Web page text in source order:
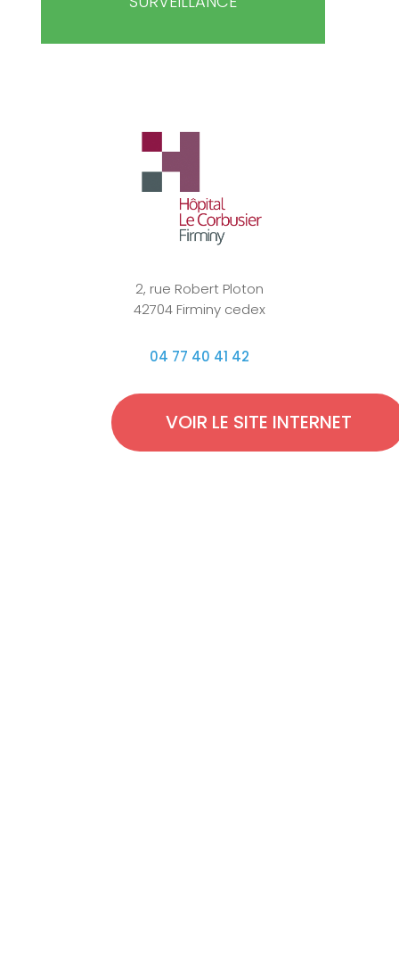
2, rue Robert Ploton
42704 Firminy cedex
04 77 40 41 42
VOIR LE SITE INTERNET